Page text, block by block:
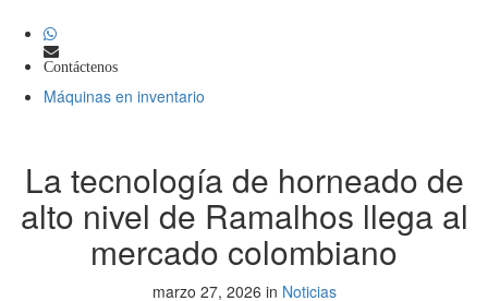
Contáctenos
Máquinas en inventario
La tecnología de horneado de
alto nivel de Ramalhos llega al
mercado colombiano
marzo 27, 2026 in Noticias